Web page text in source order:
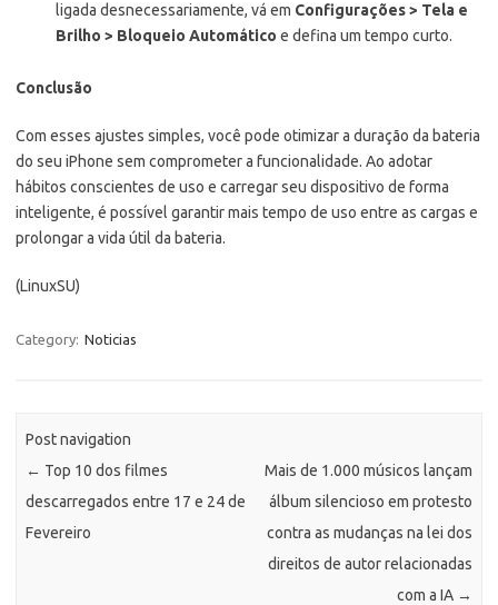
ligada desnecessariamente, vá em Configurações > Tela e
Brilho > Bloqueio Automático e defina um tempo curto.
Conclusão
Com esses ajustes simples, você pode otimizar a duração da bateria
do seu iPhone sem comprometer a funcionalidade. Ao adotar
hábitos conscientes de uso e carregar seu dispositivo de forma
inteligente, é possível garantir mais tempo de uso entre as cargas e
prolongar a vida útil da bateria.
(LinuxSU)
Category: Noticias
Post navigation
← Top 10 dos filmes
descarregados entre 17 e 24 de
Fevereiro
Mais de 1.000 músicos lançam
álbum silencioso em protesto
contra as mudanças na lei dos
direitos de autor relacionadas
com a IA →